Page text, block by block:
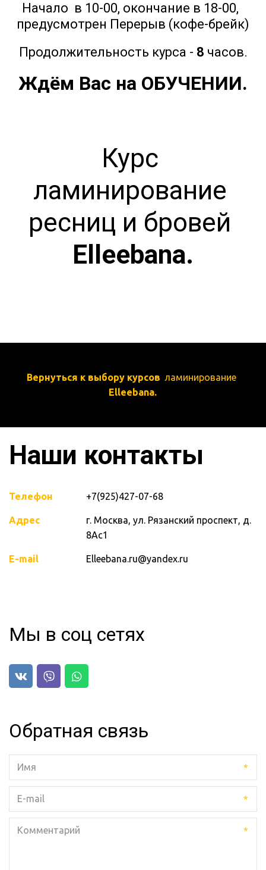
Начало  в 10-00, окончание в 18-00,
предусмотрен Перерыв (кофе-брейк)
Продолжительность курса - 8 часов.
Ждём Вас на ОБУЧЕНИИ.
Курс
ламинирование
Elleebana.
Вернуться к выбору курсов
Elleebana.
Наши контакты
Телефон +7(925)427-07-68
Адрес г. Москва, ул. Рязанский проспект, д.
8Ас1
E-mail Elleebana.ru@yandex.ru
Мы в соц сетях
Обратная связь
*
*
*